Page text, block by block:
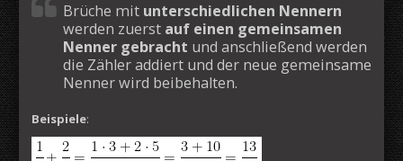
Brüche mit unterschiedlichen Nennern
werden zuerst auf einen gemeinsamen
Nenner gebracht und anschließend werden
die Zähler addiert und der neue gemeinsame
Nenner wird beibehalten.
Beispiele: